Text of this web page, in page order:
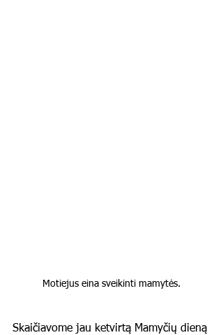
Motiejus eina sveikinti mamytės.
Skaičiavome jau ketvirtą Mamyčių dieną